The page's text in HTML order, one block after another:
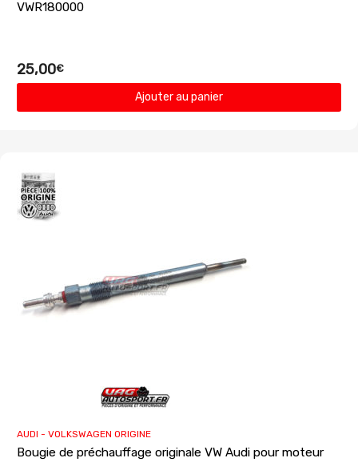
VWR180000
25,00€
Ajouter au panier
AUDI - VOLKSWAGEN ORIGINE
Bougie de préchauffage originale VW Audi pour moteur